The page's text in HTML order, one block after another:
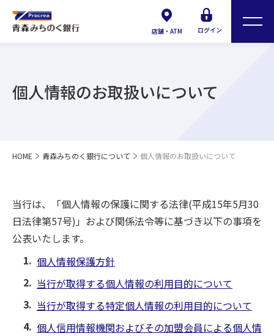
店舗・ATM ログイン
個人情報のお取扱いについて
HOME 青森みちのく銀行について 個人情報のお取扱いについて
当行は、「個人情報の保護に関する法律(平成15年5月30
日法律第57号)」および関係法令等に基づき以下の事項を
公表いたします。
個人情報保護方針
当行が取得する個人情報の利用目的について
当行が取得する特定個人情報の利用目的について
個人信用情報機関およびその加盟会員による個人情